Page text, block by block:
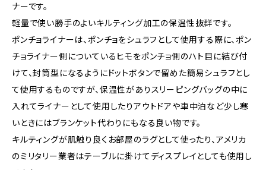
ナーです。
軽量で使い勝手のよいキルティング加工の保温性抜群です。
ポンチョライナーは、ポンチョをシュラフとして使用する際に、ポン
チョライナー側についているヒモをポンチョ側のハト目に結び付
けて、封筒型になるようにドットボタンで留めた簡易シュラフとし
て使用するものですが、保温性がありスリーピングバッグの中に
入れてライナーとして使用したりアウトドアや車中泊など少し寒
いときにはブランケット代わりにもなる良い物です。
キルティングが肌触り良くお部屋のラグとして使ったり、アメリカ
のミリタリー業者はテーブルに掛けてディスプレイとしても使用し